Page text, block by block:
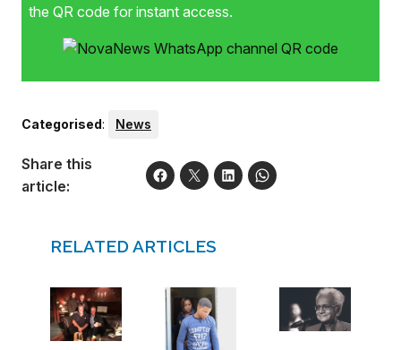
the QR code for instant access.
Categorised: News
Share this
article:
RELATED ARTICLES